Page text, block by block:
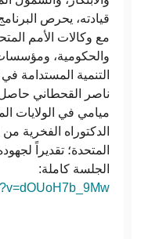
قيادته، يحرص
مع وكالات الأمم
والحكومية،
التنمية المستدامة
ناصر القحطاني
ميامي في الولايات
الدكتوراه الفخرية
المتحدة؛ تقديراً
الجلسة كاملة: